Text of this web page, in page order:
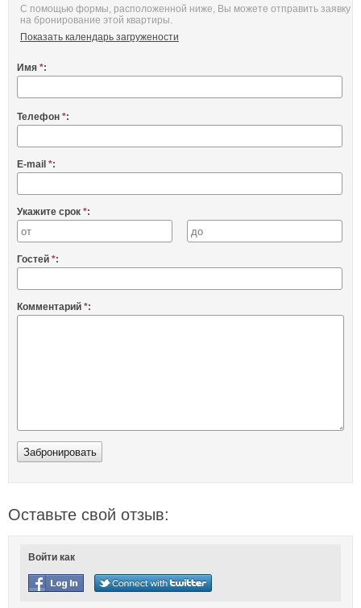
С помощью формы, расположенной ниже, Вы можете отправить заявку
на бронирование этой квартиры.
Показать календарь загружености
Имя *:
Телефон *:
E-mail *:
Укажите срок *:
Гостей *:
Комментарий *:
Оставьте свой отзыв:
Войти как